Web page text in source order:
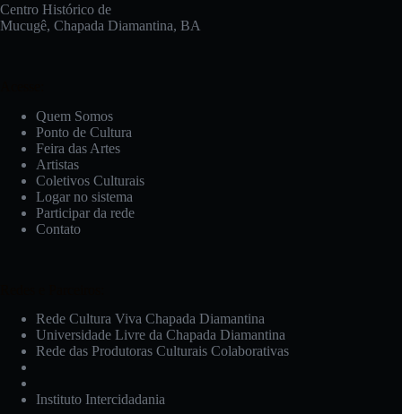
Centro Histórico de
Mucugê, Chapada Diamantina, BA
Quem Somos
Ponto de Cultura
Feira das Artes
Artistas
Coletivos Culturais
Logar no sistema
Participar da rede
Contato
Rede Cultura Viva Chapada Diamantina
Universidade Livre da Chapada Diamantina
Rede das Produtoras Culturais Colaborativas
Instituto Intercidadania